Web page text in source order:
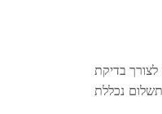
לצורך בדיקת
נכללת